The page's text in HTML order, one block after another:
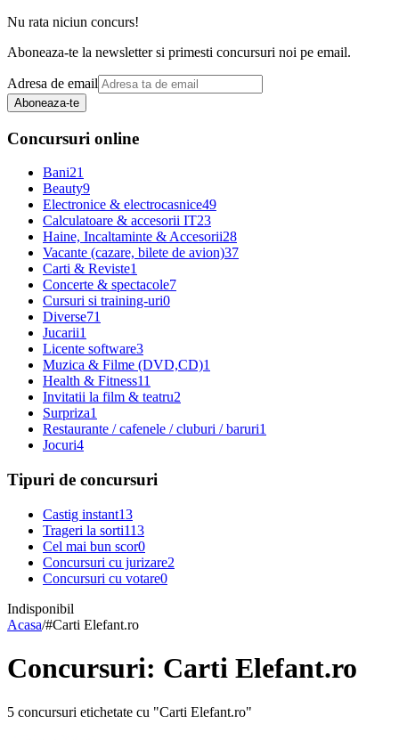
Nu rata niciun concurs!
Aboneaza-te la newsletter si primesti concursuri noi pe email.
Adresa de email
Aboneaza-te
Concursuri online
Bani21
Beauty9
Electronice & electrocasnice49
Calculatoare & accesorii IT23
Haine, Incaltaminte & Accesorii28
Vacante (cazare, bilete de avion)37
Carti & Reviste1
Concerte & spectacole7
Cursuri si training-uri0
Diverse71
Jucarii1
Licente software3
Muzica & Filme (DVD,CD)1
Health & Fitness11
Invitatii la film & teatru2
Surpriza1
Restaurante / cafenele / cluburi / baruri1
Jocuri4
Tipuri de concursuri
Castig instant13
Trageri la sorti113
Cel mai bun scor0
Concursuri cu jurizare2
Concursuri cu votare0
Indisponibil
Acasa/#Carti Elefant.ro
Concursuri: Carti Elefant.ro
5 concursuri etichetate cu "Carti Elefant.ro"